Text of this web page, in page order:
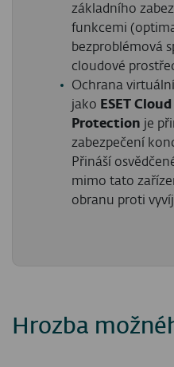
základního
funkcemi
bezproblémová
cloudové
Ochrana
jako ESET
Protection je
zabezpečení
Přináší
mimo tato
obranu proti
Hrozba